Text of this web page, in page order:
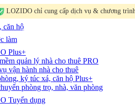
LOZIDO chỉ cung cấp dịch vụ & chương
căn hộ
làm
Plus+
quản lý nhà cho thuêPRO
vận hành nhà cho thuê
ký túc xá, căn hộPlus+
phòng trọ, nhà, văn phòng
Tuyển dụng